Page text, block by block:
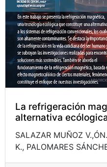
La refrigeración
alternativa
SALAZAR MUÑOZ
K., PALOMARES